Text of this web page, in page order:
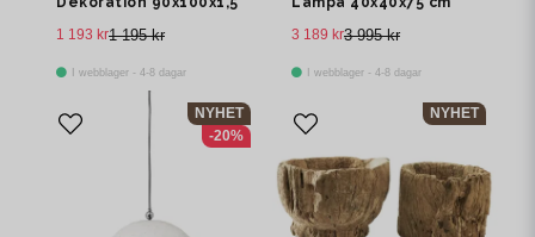
1 195 kr
1 193 kr
I webblager - 4-8 dagar
3 995 kr
3 189 kr
I webblager - 4-8 dagar
NYHET
-20%
NYHET